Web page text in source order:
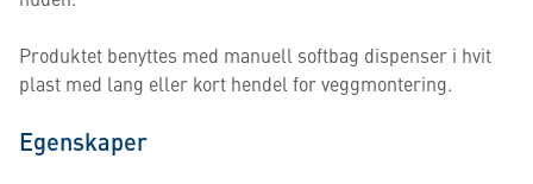
Produktet benyttes med manuell softbag dispenser i hvit
plast med lang eller kort hendel for veggmontering.
Egenskaper